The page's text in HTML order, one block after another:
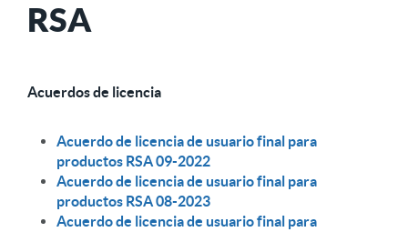
RSA
Acuerdos de licencia
Acuerdo de licencia de usuario final para
productos RSA 09-2022
Acuerdo de licencia de usuario final para
productos RSA 08-2023
Acuerdo de licencia de usuario final para